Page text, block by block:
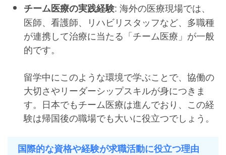
チーム医療の実践経験: 海外の医療現場では、
医師、看護師、リハビリスタッフなど、多職種
が連携して治療に当たる「チーム医療」が一般
的です。
留学中にこのような環境で学ぶことで、協働の
大切さやリーダーシップスキルが身につきま
す。日本でもチーム医療は進んでおり、この経
験は帰国後の職場でも大いに役立つでしょう。
国際的な資格や経験が求職活動に役立つ理由